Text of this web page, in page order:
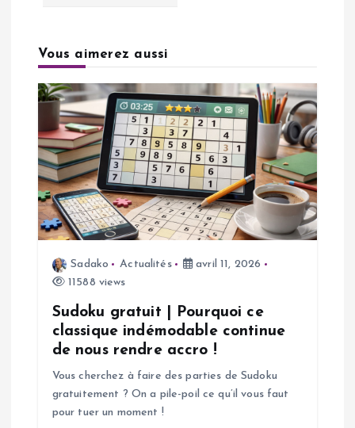
t
o
n
d
Vous aimerez aussi
Sadako Actualités
avril 11, 2026
11588 views
Sudoku gratuit | Pourquoi ce
classique indémodable continue
de nous rendre accro !
Vous cherchez à faire des parties de Sudoku
gratuitement ? On a pile-poil ce qu’il vous faut
pour tuer un moment !